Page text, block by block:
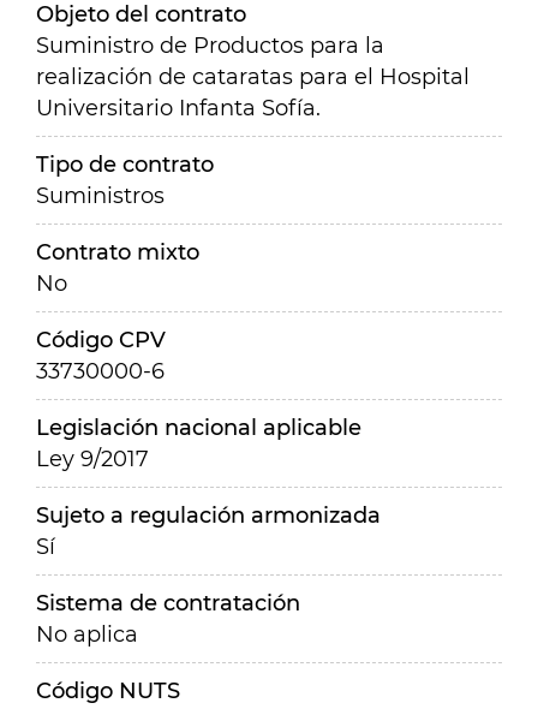
Objeto del contrato
Suministro de Productos para la
realización de cataratas para el Hospital
Universitario Infanta Sofía.
Tipo de contrato
Suministros
Contrato mixto
No
Código CPV
33730000-6
Legislación nacional aplicable
Ley 9/2017
Sujeto a regulación armonizada
Sí
Sistema de contratación
No aplica
Código NUTS